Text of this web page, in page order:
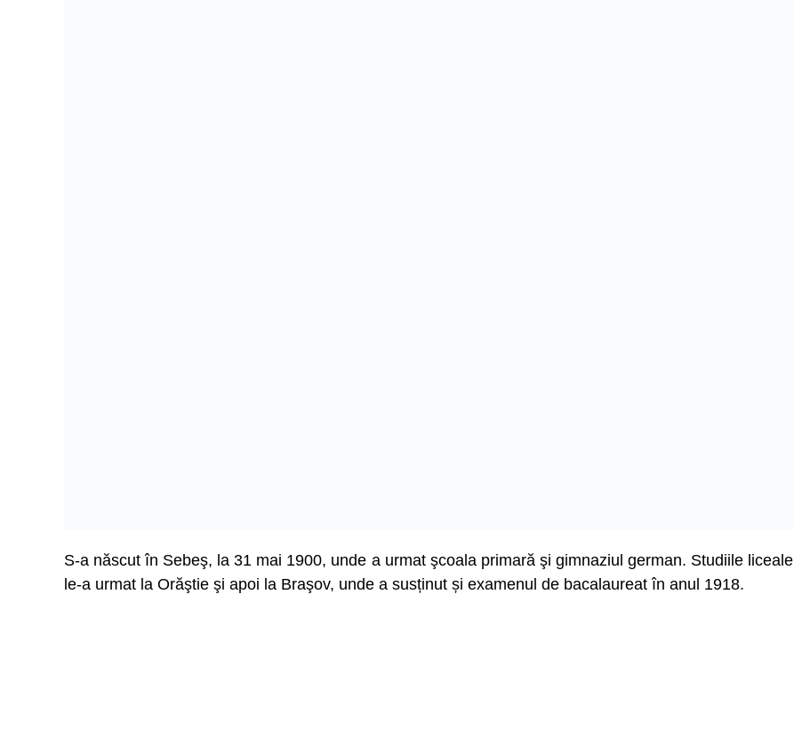
S-a născut în Sebeş, la 31 mai 1900, unde a urmat şcoala primară şi gimnaziul german. Studiile liceale
le-a urmat la Orăştie şi apoi la Braşov, unde a susținut și examenul de bacalaureat în anul 1918.